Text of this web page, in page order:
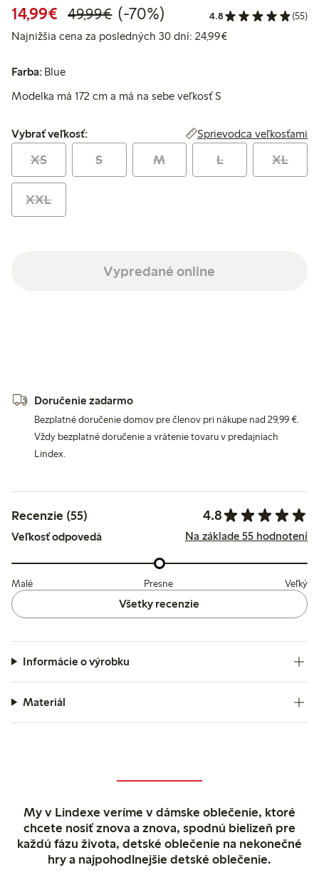
14,99€ Zvýhodnená cena: 14,99 €
49,99€Bežná cena: 49,99 €
70% zľava
(-70%) 4.8 (55)
Najnižšia cena za posledných 30 dní: 24,99€Najnižšia cena za
Farba: Blue
Modelka má 172 cm a má na sebe veľkosť S
Vybrať veľkosť:
Vybrať veľkosť: Sprievodca veľkosťami
XS S M L XL
XXL
Vypredané online
Doručenie zadarmo
Bezplatné doručenie domov pre členov pri nákupe nad 29,99 €.
Vždy bezplatné doručenie a vrátenie tovaru v predajniach
Lindex.
Recenzie (55) 4.8
Veľkosť odpovedá Na základe 55 hodnotení
Malé Presne Veľký
Všetky recenzie
Informácie o výrobku
Materiál
My v Lindexe veríme v dámske oblečenie, ktoré
chcete nosiť znova a znova, spodnú bielizeň pre
každú fázu života, detské oblečenie na nekonečné
hry a najpohodlnejšie detské oblečenie.